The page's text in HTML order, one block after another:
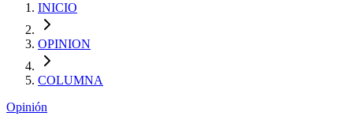
INICIO
OPINION
COLUMNA
Opinión